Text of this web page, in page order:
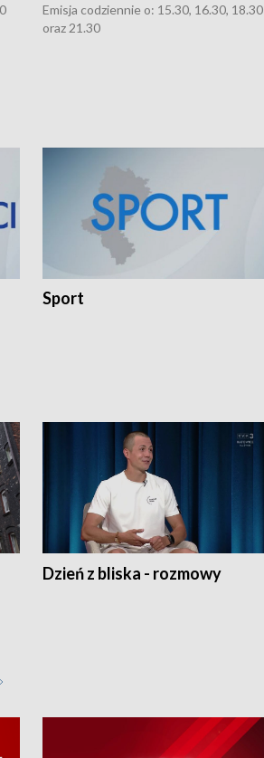
Emisja codziennie o: 15.30, 16.30, 18.30
oraz 21.30
Sport
Dzień z bliska - rozmowy